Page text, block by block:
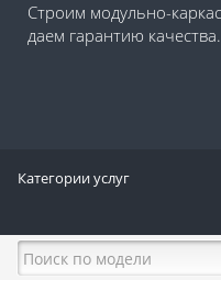
Строим модульно-
даем гарантию качества.
Категории услуг